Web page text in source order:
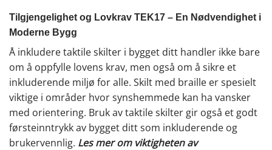
Tilgjengelighet og Lovkrav TEK17 – En Nødvendighet i
Moderne Bygg
Å inkludere taktile skilter i bygget ditt handler ikke bare
om å oppfylle lovens krav, men også om å sikre et
inkluderende miljø for alle. Skilt med braille er spesielt
viktige i områder hvor synshemmede kan ha vansker
med orientering. Bruk av taktile skilter gir også et godt
førsteinntrykk av bygget ditt som inkluderende og
brukervennlig. Les mer om viktigheten av